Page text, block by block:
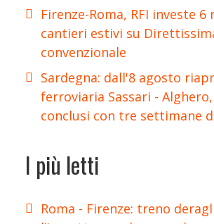
Firenze-Roma, RFI investe
cantieri estivi su
convenzionale
Sardegna: dall'8 agosto
ferroviaria Sassari -
conclusi con tre settimane
I più letti
Roma - Firenze: treno